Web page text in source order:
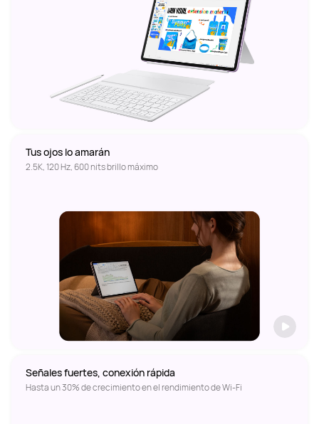
Tus ojos lo amarán
Señales fuertes, conexión rápida
Hasta un 30% de crecimiento en el rendimiento de Wi-Fi